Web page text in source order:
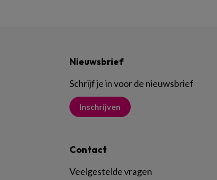
Nieuwsbrief
Schrijf je in voor de nieuwsbrief
Inschrijven
Contact
Veelgestelde vragen